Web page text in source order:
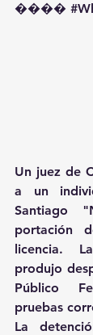
��️��
Un juez de
a un
Santiago
portación
licencia.
produjo
Público
pruebas
La